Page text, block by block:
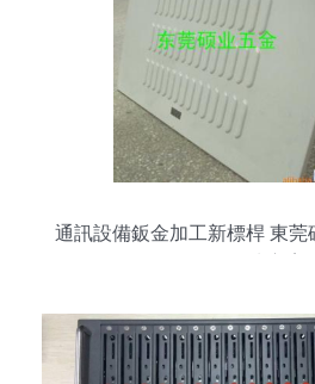
通訊設備鈑金加工新標桿 東